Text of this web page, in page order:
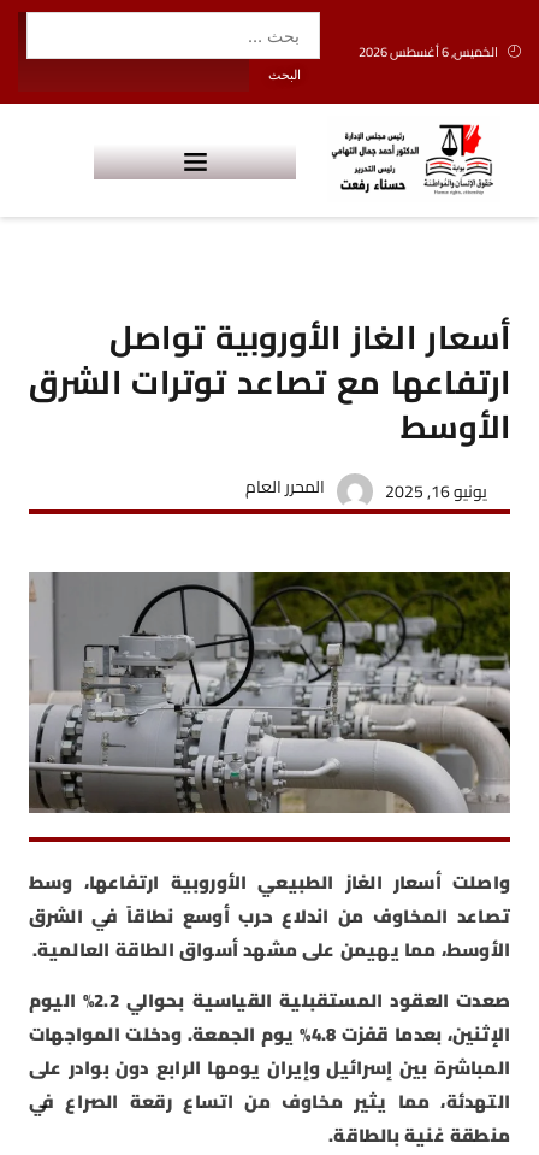
الخميس, 6 أغسطس 2026
أسعار الغاز الأوروبية تواصل
ارتفاعها مع تصاعد توترات الشرق
الأوسط
يونيو 16, 2025 المحرر العام
واصلت أسعار الغاز الطبيعي الأوروبية ارتفاعها، وسط
تصاعد المخاوف من اندلاع حرب أوسع نطاقاً في الشرق
الأوسط، مما يهيمن على مشهد أسواق الطاقة العالمية.
صعدت العقود المستقبلية القياسية بحوالي 2.2% اليوم
الإثنين، بعدما قفزت 4.8% يوم الجمعة. ودخلت المواجهات
المباشرة بين إسرائيل وإيران يومها الرابع دون بوادر على
التهدئة، مما يثير مخاوف من اتساع رقعة الصراع في
منطقة غنية بالطاقة.